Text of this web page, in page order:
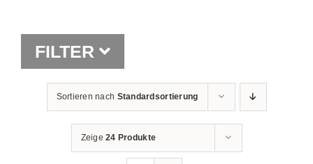
FILTER
Sortieren nach Standardsortierung
Zeige24 Produkte